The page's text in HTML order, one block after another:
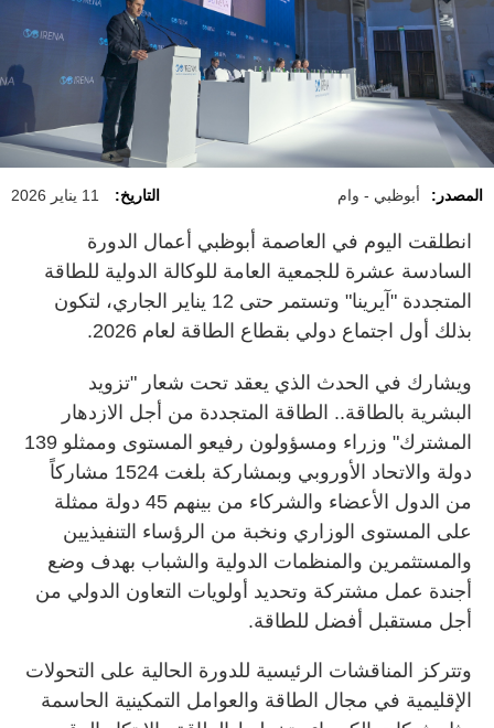
المصدر: أبوظبي - وام التاريخ: 11 يناير 2026
انطلقت اليوم في العاصمة أبوظبي أعمال الدورة
السادسة عشرة للجمعية العامة للوكالة الدولية للطاقة
المتجددة "آيرينا" وتستمر حتى 12 يناير الجاري، لتكون
بذلك أول اجتماع دولي بقطاع الطاقة لعام 2026.
ويشارك في الحدث الذي يعقد تحت شعار "تزويد
البشرية بالطاقة.. الطاقة المتجددة من أجل الازدهار
المشترك" وزراء ومسؤولون رفيعو المستوى وممثلو 139
دولة والاتحاد الأوروبي وبمشاركة بلغت 1524 مشاركاً
من الدول الأعضاء والشركاء من بينهم 45 دولة ممثلة
على المستوى الوزاري ونخبة من الرؤساء التنفيذيين
والمستثمرين والمنظمات الدولية والشباب بهدف وضع
أجندة عمل مشتركة وتحديد أولويات التعاون الدولي من
أجل مستقبل أفضل للطاقة.
وتتركز المناقشات الرئيسية للدورة الحالية على التحولات
الإقليمية في مجال الطاقة والعوامل التمكينية الحاسمة